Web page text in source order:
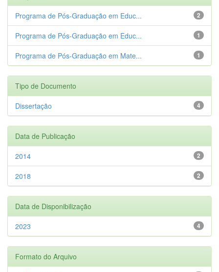
2
Programa de Pós-Graduação em Educ...
1
Programa de Pós-Graduação em Educ...
1
Programa de Pós-Graduação em Mate...
Tipo de Documento
4
Dissertação
Data de Publicação
2
2014
2
2018
Data de Disponibilização
4
2023
Formato do Arquivo